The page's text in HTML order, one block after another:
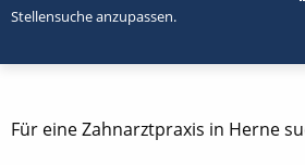
Stellensuche anzupassen.
Für eine Zahnarztpraxis in Herne